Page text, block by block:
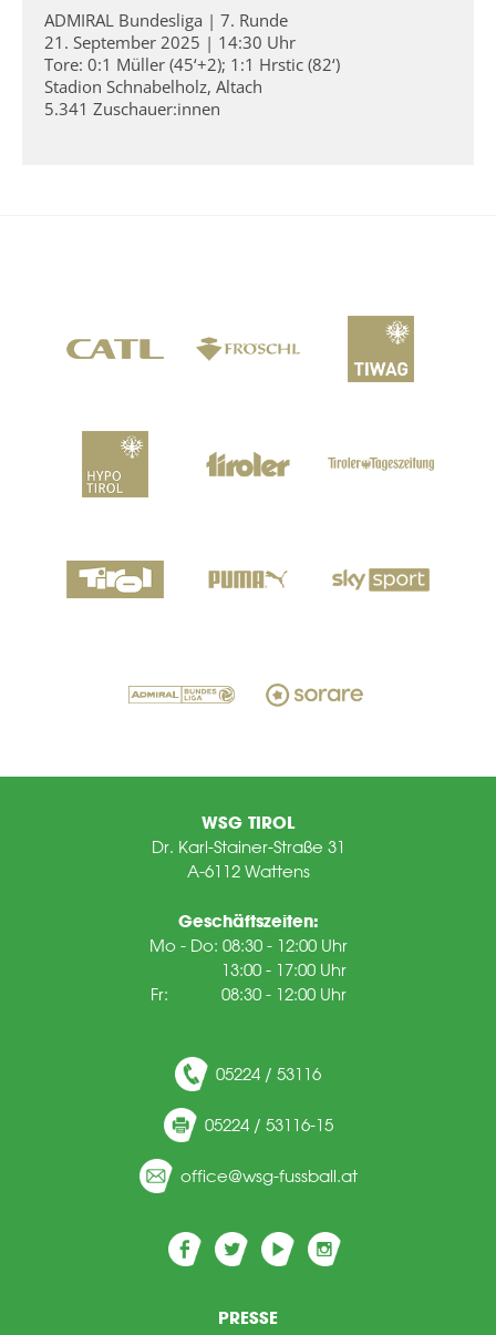
ADMIRAL Bundesliga | 7. Runde
21. September 2025 | 14:30 Uhr
Tore: 0:1 Müller (45‘+2); 1:1 Hrstic (82‘)
Stadion Schnabelholz, Altach
5.341 Zuschauer:innen
WSG TIROL
Dr. Karl-Stainer-Straße 31
A-6112 Wattens
Geschäftszeiten:
Mo - Do: 08:30 - 12:00 Uhr
13:00 - 17:00 Uhr
Fr: 08:30 - 12:00 Uhr
05224 / 53116
05224 / 53116-15
ffc wsg-f ssb ll t
PRESSE